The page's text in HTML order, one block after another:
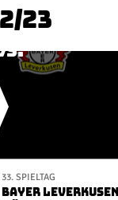
23
33. SPIELTAG
BAYER